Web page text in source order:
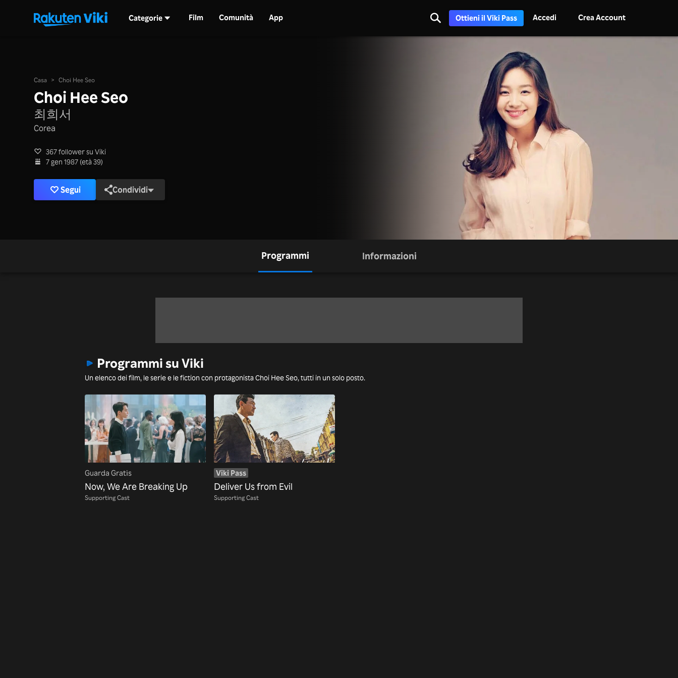
Categorie Film Comunità App Ottieni il Viki Pass Accedi Crea Account
Casa > Choi Hee Seo
Choi Hee Seo
최희서
Corea
367 follower su Viki
7 gen 1987 (età 39)
Segui Condividi
Programmi Informazioni
Programmi su Viki
Un elenco dei film, le serie e le fiction con protagonista Choi Hee Seo, tutti in un solo posto.
Guarda Gratis
Now, We Are Breaking Up
Supporting Cast
Viki Pass
Deliver Us from Evil
Supporting Cast